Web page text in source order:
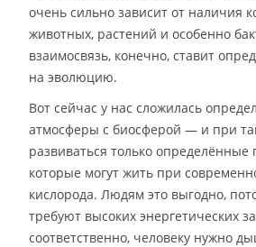
очень сильно зависит от наличия
животных, растений и особенно
взаимосвязь, конечно, ставит
на эволюцию.
Вот сейчас у нас сложилась
атмосферы с биосферой — и при
развиваться только определённые
которые могут жить при
кислорода. Людям это выгодно,
требуют высоких энергетических
соответственно, человеку нужно